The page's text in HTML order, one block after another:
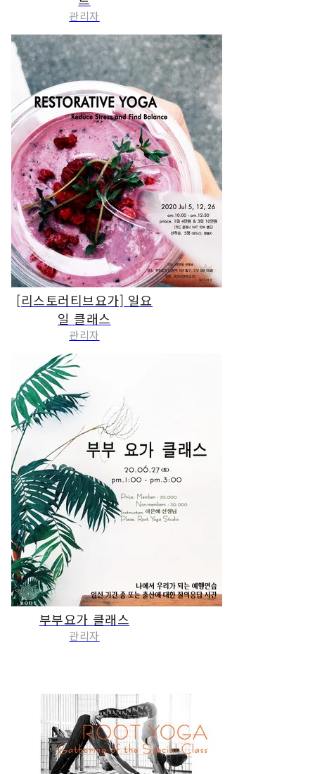
관리자
[리스토러티브요가] 일요
일 클래스
관리자
부부요가 클래스
관리자